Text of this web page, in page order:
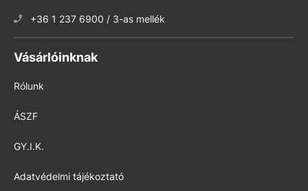
+36 1 237 6900 / 3-as mellék
Vásárlóinknak
Rólunk
ÁSZF
GY.I.K.
Adatvédelmi tájékoztató